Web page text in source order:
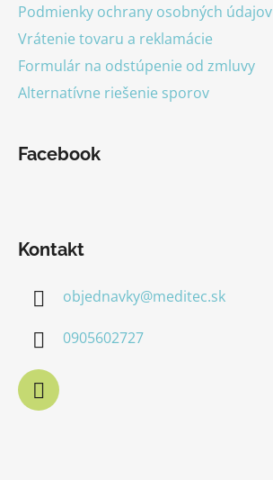
Podmienky ochrany osobných údajov
Vrátenie tovaru a reklamácie
Formulár na odstúpenie od zmluvy
Alternatívne riešenie sporov
Facebook
Kontakt
objednavky@meditec.sk
0905602727